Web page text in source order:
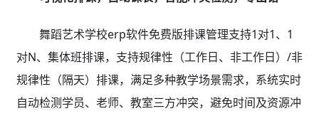
舞蹈艺术学校erp软件免费版排课管理支持1对1、1
对N、集体班排课，支持规律性（工作日、非工作日）/非
规律性（隔天）排课，满足多种教学场景需求，系统实时
自动检测学员、老师、教室三方冲突，避免时间及资源冲